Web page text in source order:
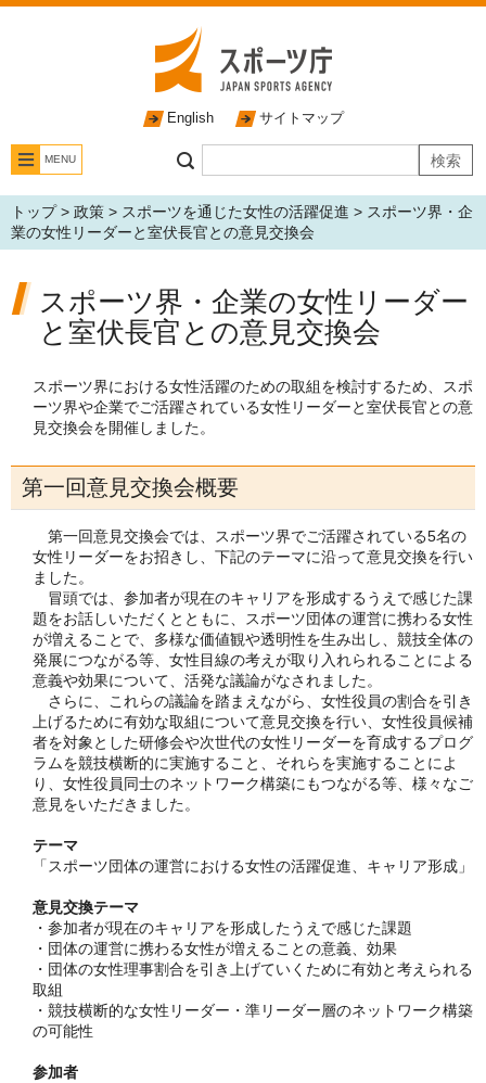
English サイトマップ
MENU
トップ> 政策 > スポーツを通じた女性の活躍促進 > スポーツ界・企
業の女性リーダーと室伏長官との意見交換会
スポーツ界・企業の女性リーダー
と室伏長官との意見交換会
スポーツ界における女性活躍のための取組を検討するため、スポ
ーツ界や企業でご活躍されている女性リーダーと室伏長官との意
見交換会を開催しました。
第一回意見交換会概要
第一回意見交換会では、スポーツ界でご活躍されている5名の
女性リーダーをお招きし、下記のテーマに沿って意見交換を行い
ました。
冒頭では、参加者が現在のキャリアを形成するうえで感じた課
題をお話しいただくとともに、スポーツ団体の運営に携わる女性
が増えることで、多様な価値観や透明性を生み出し、競技全体の
発展につながる等、女性目線の考えが取り入れられることによる
意義や効果について、活発な議論がなされました。
さらに、これらの議論を踏まえながら、女性役員の割合を引き
上げるために有効な取組について意見交換を行い、女性役員候補
者を対象とした研修会や次世代の女性リーダーを育成するプログ
ラムを競技横断的に実施すること、それらを実施することによ
り、女性役員同士のネットワーク構築にもつながる等、様々なご
意見をいただきました。
テーマ
「スポーツ団体の運営における女性の活躍促進、キャリア形成」
意見交換テーマ
・参加者が現在のキャリアを形成したうえで感じた課題
・団体の運営に携わる女性が増えることの意義、効果
・団体の女性理事割合を引き上げていくために有効と考えられる
取組
・競技横断的な女性リーダー・準リーダー層のネットワーク構築
の可能性
参加者